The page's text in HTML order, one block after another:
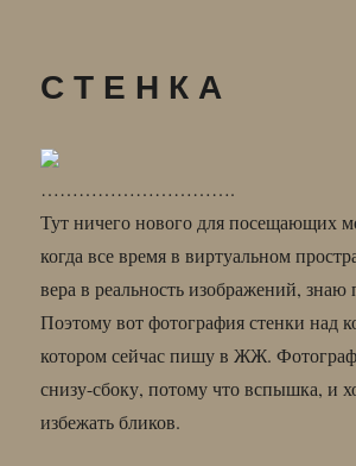
С Т Е Н К А
………………………….
Тут ничего нового для посещающих
когда все время в виртуальном
вера в реальность изображений, знаю
Поэтому вот фотография стенки над
котором сейчас пишу в ЖЖ.
снизу-сбоку, потому что вспышка, и
избежать бликов.